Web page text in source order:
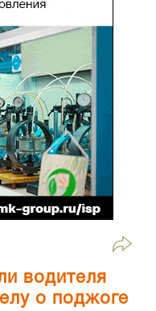
водителя
о поджоге